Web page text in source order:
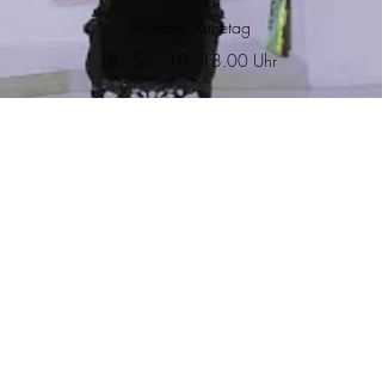
Montag: Ruhetag
Di. - So.: 10 - 18.00 Uhr